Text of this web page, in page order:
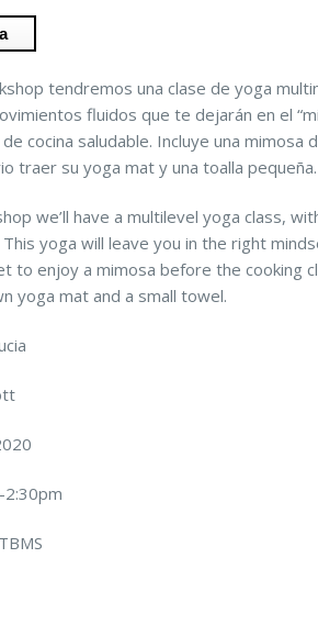
tendremos una clase de yoga
fluidos que te dejarán en el
cocina saludable. Incluye una mimosa
traer su yoga mat y una toalla pequeña.
we’ll have a multilevel yoga class,
yoga will leave you in the right
to enjoy a mimosa before the cooking
yoga mat and a small towel.
2:30pm